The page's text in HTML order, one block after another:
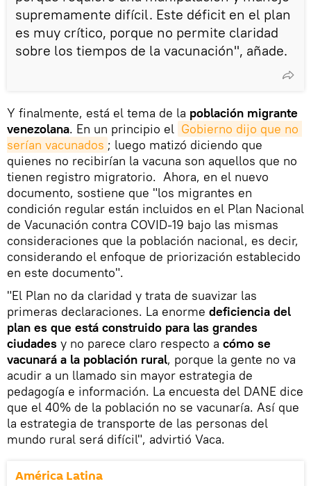
supremamente difícil. Este déficit en el plan
es muy crítico, porque no permite claridad
sobre los tiempos de la vacunación", añade.
Y finalmente, está el tema de la población migrante
venezolana. En un principio el Gobierno dijo que no
serían vacunados ; luego matizó diciendo que
quienes no recibirían la vacuna son aquellos que no
tienen registro migratorio. Ahora, en el nuevo
documento, sostiene que "los migrantes en
condición regular están incluidos en el Plan Nacional
de Vacunación contra COVID-19 bajo las mismas
consideraciones que la población nacional, es decir,
considerando el enfoque de priorización establecido
en este documento".
"El Plan no da claridad y trata de suavizar las
primeras declaraciones. La enorme deficiencia del
plan es que está construido para las grandes
ciudades y no parece claro respecto a cómo se
vacunará a la población rural, porque la gente no va
acudir a un llamado sin mayor estrategia de
pedagogía e información. La encuesta del DANE dice
que el 40% de la población no se vacunaría. Así que
la estrategia de transporte de las personas del
mundo rural será difícil", advirtió Vaca.
América Latina